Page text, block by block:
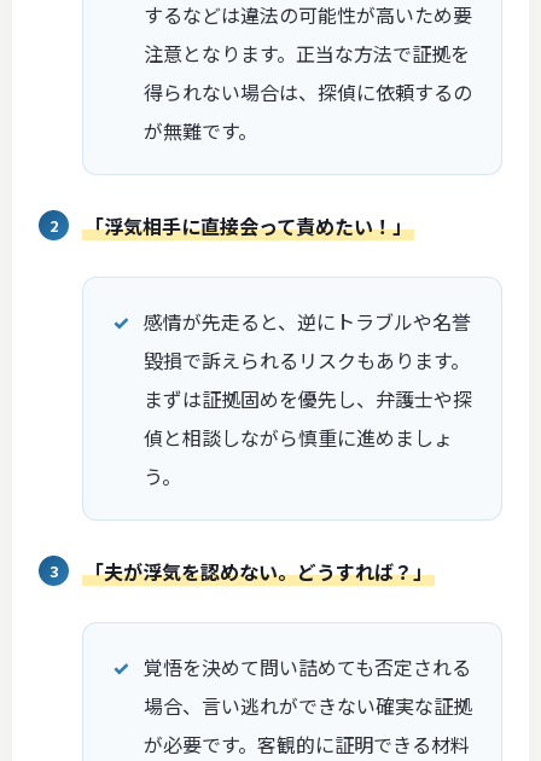
するなどは違法の可能性が高いため要
注意となります。正当な方法で証拠を
得られない場合は、探偵に依頼するの
が無難です。
「浮気相手に直接会って責めたい！」
感情が先走ると、逆にトラブルや名誉
毀損で訴えられるリスクもあります。
まずは証拠固めを優先し、弁護士や探
偵と相談しながら慎重に進めましょ
う。
「夫が浮気を認めない。どうすれば？」
覚悟を決めて問い詰めても否定される
場合、言い逃れができない確実な証拠
が必要です。客観的に証明できる材料